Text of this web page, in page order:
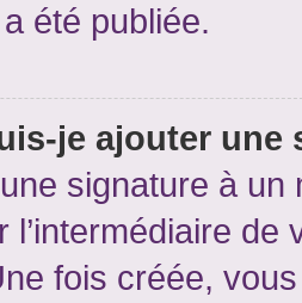
été publiée.
je ajouter une
signature à un
l’intermédiaire
fois créée,